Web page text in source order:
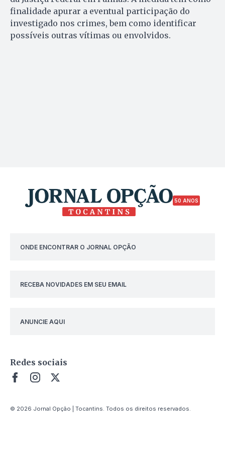
finalidade apurar a eventual participação do
investigado nos crimes, bem como identificar
possíveis outras vítimas ou envolvidos.
50 ANOS
ONDE ENCONTRAR O JORNAL OPÇÃO
RECEBA NOVIDADES EM SEU EMAIL
ANUNCIE AQUI
Redes sociais
© 2026 Jornal Opção | Tocantins. Todos os direitos reservados.